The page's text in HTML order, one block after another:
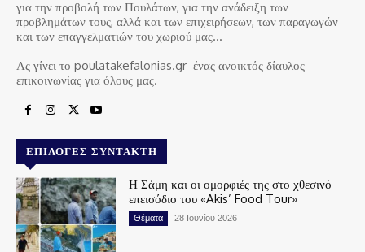
για την προβολή των Πουλάτων, για την ανάδειξη των
προβλημάτων τους, αλλά και των επιχειρήσεων, των παραγωγών
και των επαγγελματιών του χωριού μας…
Ας γίνει το poulatakefalonias.gr ένας ανοικτός δίαυλος
επικοινωνίας για όλους μας.
ΕΠΙΛΟΓΈΣ ΣΥΝΤΆΚΤΗ
Η Σάμη και οι ομορφιές της στο χθεσινό
επεισόδιο του «Akis’ Food Tour»
Θέματα 28 Ιουνίου 2026